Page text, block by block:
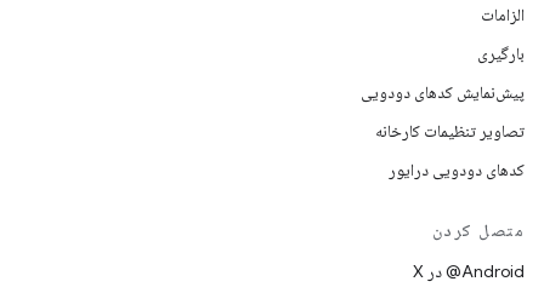
الزامات
بارگیری
پیش‌نمایش کدهای دودویی
تصاویر تنظیمات کارخانه
کدهای دودویی درایور
متصل کردن
‫‎@Android در X